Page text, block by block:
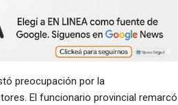
preocupación por la
El funcionario provincial remarcó